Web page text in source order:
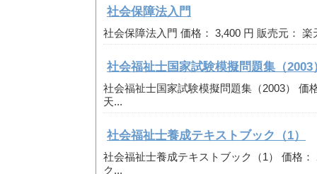
社会保障法入門
社会保障法入門 価格： 3,400 円 販売元： 楽
社会福祉士国家試験模擬問題集（2003
社会福祉士国家試験模擬問題集（2003） 価
天...
社会福祉士養成テキストブック（1）
社会福祉士養成テキストブック（1） 価格
ク...